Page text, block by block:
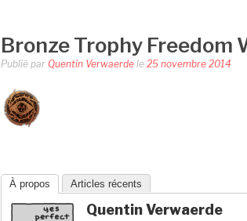
Bronze Trophy Freedom
Publié par Quentin Verwaerde le 25 novembre 2014
À propos Articles récents
Quentin Verwaerde